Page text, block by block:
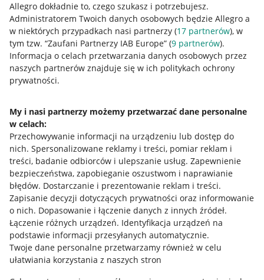
Allegro dokładnie to, czego szukasz i potrzebujesz.
Administratorem Twoich danych osobowych będzie Allegro a
w niektórych przypadkach nasi partnerzy (17 partnerów), w
tym tzw. “Zaufani Partnerzy IAB Europe” (9 partnerów).
Informacja o celach przetwarzania danych osobowych przez
naszych partnerów znajduje się w ich politykach ochrony
prywatności.
My i nasi partnerzy możemy przetwarzać dane personalne
w celach:
Przechowywanie informacji na urządzeniu lub dostęp do
nich. Spersonalizowane reklamy i treści, pomiar reklam i
treści, badanie odbiorców i ulepszanie usług. Zapewnienie
bezpieczeństwa, zapobieganie oszustwom i naprawianie
błędów. Dostarczanie i prezentowanie reklam i treści.
Zapisanie decyzji dotyczących prywatności oraz informowanie
o nich. Dopasowanie i łączenie danych z innych źródeł.
Łączenie różnych urządzeń. Identyfikacja urządzeń na
podstawie informacji przesyłanych automatycznie.
Twoje dane personalne przetwarzamy również w celu
ułatwiania korzystania z naszych stron
Przydatne informacje
Jak to działa
Allegro Gadane dla sprzedających
Allegro Gadane dla kupujących
Mapa miejscowości
Informacje prawne
Regulamin
Polityka plików "cookies"
Ustawienia plików "cookies"